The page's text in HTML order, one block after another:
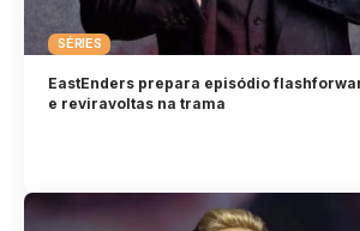
SÉRIES
EastEnders prepara episódio
e reviravoltas na trama